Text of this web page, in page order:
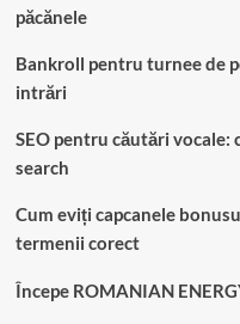
păcănele
Bankroll pentru turnee de
intrări
SEO pentru căutări
search
Cum eviți capcanele
termenii corect
Începe ROMANIAN